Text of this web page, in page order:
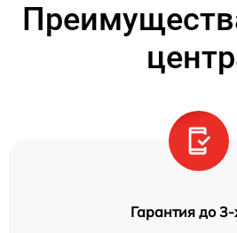
Гарантия до 3-